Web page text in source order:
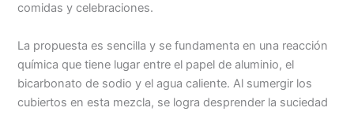
comidas y celebraciones.
La propuesta es sencilla y se fundamenta en una reacción
química que tiene lugar entre el papel de aluminio, el
bicarbonato de sodio y el agua caliente. Al sumergir los
cubiertos en esta mezcla, se logra desprender la suciedad